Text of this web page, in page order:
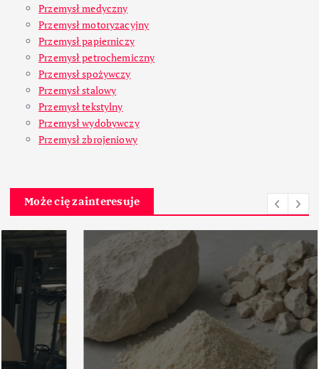
Przemysł medyczny
Przemysł motoryzacyjny
Przemysł papierniczy
Przemysł petrochemiczny
Przemysł spożywczy
Przemysł stalowy
Przemysł tekstylny
Przemysł wydobywczy
Przemysł zbrojeniowy
Może cię zainteresuje